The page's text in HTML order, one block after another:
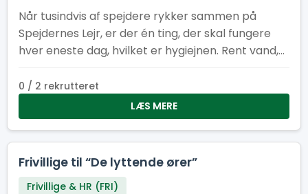
Når tusindvis af spejdere rykker sammen på
Spejdernes Lejr, er der én ting, der skal fungere
hver eneste dag, hvilket er hygiejnen. Rent vand,
er helt afgørende for, at lejren kan køre rundt og
være et trygt og rart sted for alle
0 / 2 rekrutteret
LÆS MERE
Frivillige til “De lyttende ører”
Frivillige & HR (FRI)